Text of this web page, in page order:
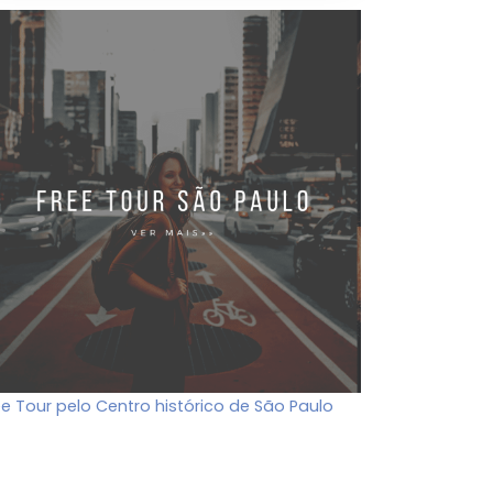
Tour pelo Centro histórico de São Paulo